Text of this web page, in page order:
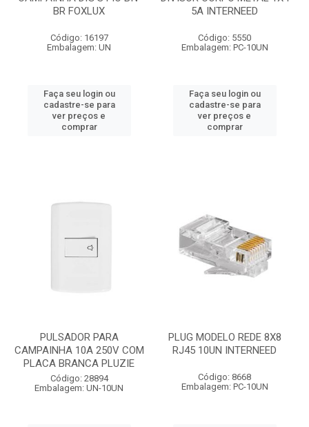
BR FOXLUX
Código: 16197
Embalagem: UN
Faça seu login ou
cadastre-se para
ver preços e
comprar
5A INTERNEED
Código: 5550
Embalagem: PC-10UN
Faça seu login ou
cadastre-se para
ver preços e
comprar
PULSADOR PARA
CAMPAINHA 10A 250V COM
PLACA BRANCA PLUZIE
Código: 28894
Embalagem: UN-10UN
PLUG MODELO REDE 8X8
RJ45 10UN INTERNEED
Código: 8668
Embalagem: PC-10UN